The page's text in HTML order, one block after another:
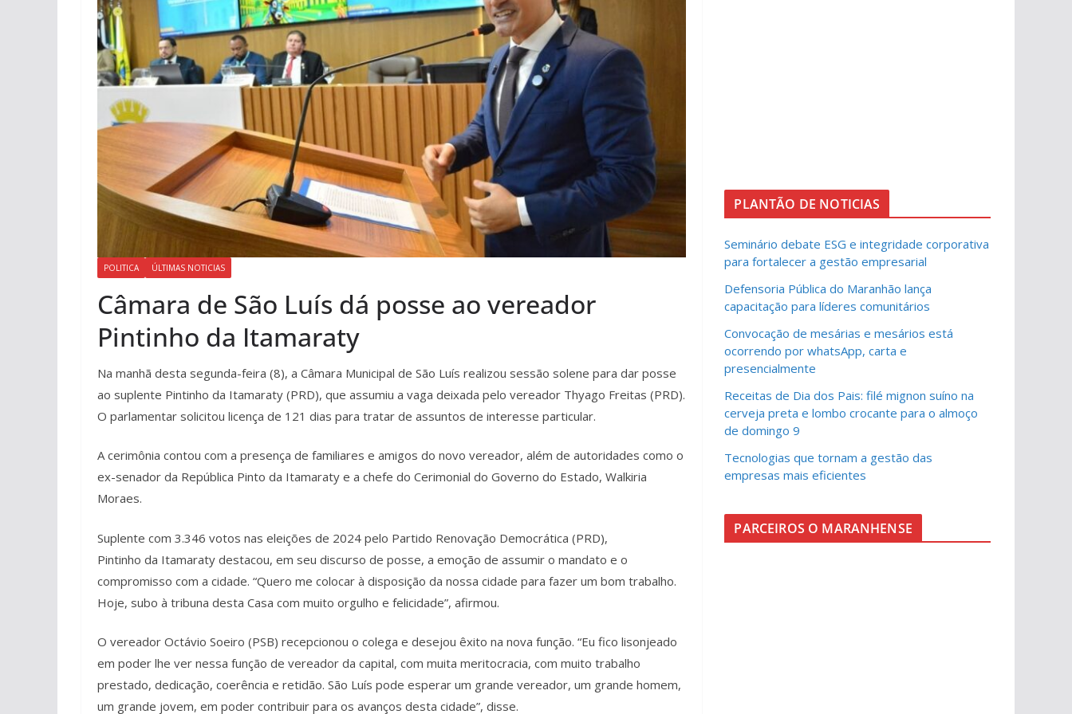
POLITICA ÚLTIMAS NOTICIAS
Câmara de São Luís dá posse ao vereador
Pintinho da Itamaraty
Na manhã desta segunda-feira (8), a Câmara Municipal de São Luís realizou sessão solene para dar posse
ao suplente Pintinho da Itamaraty (PRD), que assumiu a vaga deixada pelo vereador Thyago Freitas (PRD).
O parlamentar solicitou licença de 121 dias para tratar de assuntos de interesse particular.
A cerimônia contou com a presença de familiares e amigos do novo vereador, além de autoridades como o
ex-senador da República Pinto da Itamaraty e a chefe do Cerimonial do Governo do Estado, Walkiria
Moraes.
Suplente com 3.346 votos nas eleições de 2024 pelo Partido Renovação Democrática (PRD),
Pintinho da Itamaraty destacou, em seu discurso de posse, a emoção de assumir o mandato e o
compromisso com a cidade. “Quero me colocar à disposição da nossa cidade para fazer um bom trabalho.
Hoje, subo à tribuna desta Casa com muito orgulho e felicidade”, afirmou.
O vereador Octávio Soeiro (PSB) recepcionou o colega e desejou êxito na nova função. “Eu fico lisonjeado
em poder lhe ver nessa função de vereador da capital, com muita meritocracia, com muito trabalho
prestado, dedicação, coerência e retidão. São Luís pode esperar um grande vereador, um grande homem,
um grande jovem, em poder contribuir para os avanços desta cidade”, disse.
PLANTÃO DE NOTICIAS
Seminário debate ESG e integridade corporativa
para fortalecer a gestão empresarial
Defensoria Pública do Maranhão lança
capacitação para líderes comunitários
Convocação de mesárias e mesários está
ocorrendo por whatsApp, carta e
presencialmente
Receitas de Dia dos Pais: filé mignon suíno na
cerveja preta e lombo crocante para o almoço
de domingo 9
Tecnologias que tornam a gestão das
empresas mais eficientes
PARCEIROS O MARANHENSE